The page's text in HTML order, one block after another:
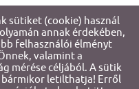
© 2026 - Gencsapáti
lAdatkezelési
sütiket (cookie) használ
annak érdekében,
felhasználói élményt
valamint a
mérése céljából. A sütik
bármikor letilthatja! Erről